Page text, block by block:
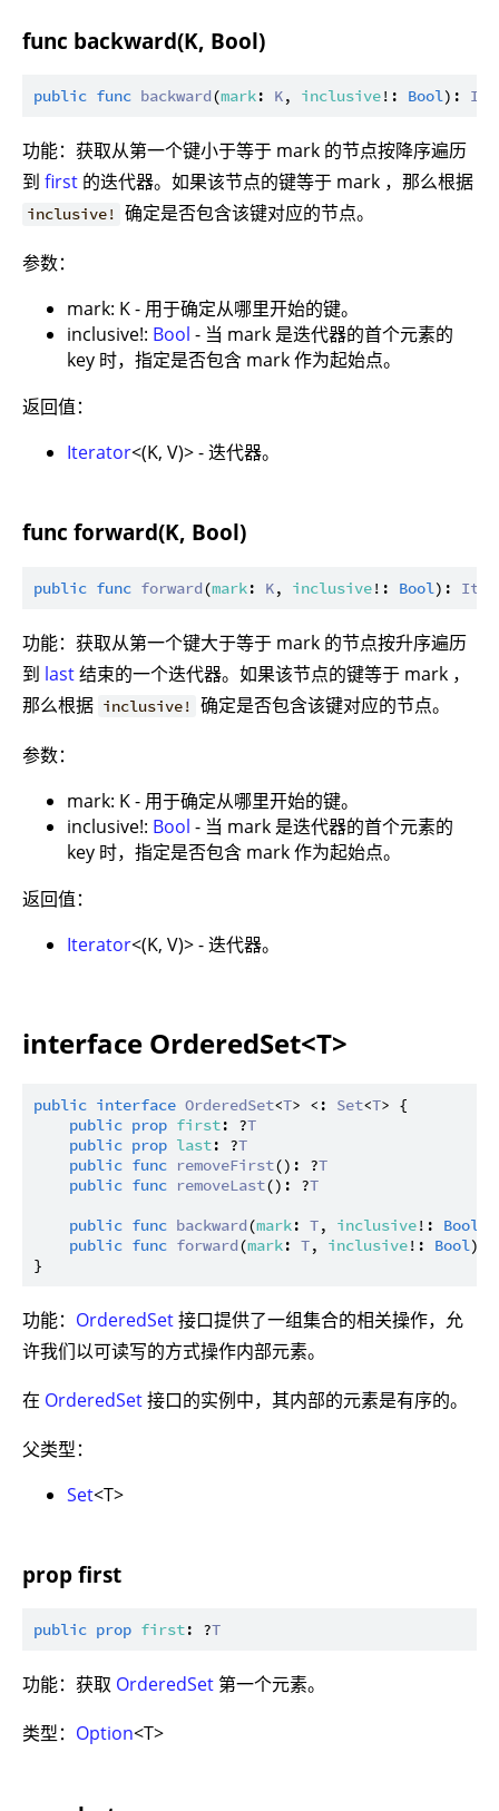
func backward(K, Bool)
public func backward(mark: K, inclusive!: Bool):
功能：获取从第一个键小于等于 mark 的节点按降序遍历
到 first 的迭代器。如果该节点的键等于 mark ，那么根据
inclusive! 确定是否包含该键对应的节点。
参数：
mark: K - 用于确定从哪里开始的键。
inclusive!: Bool - 当 mark 是迭代器的首个元素的
key 时，指定是否包含 mark 作为起始点。
返回值：
Iterator<(K, V)> - 迭代器。
func forward(K, Bool)
public func forward(mark: K, inclusive!: Bool):
功能：获取从第一个键大于等于 mark 的节点按升序遍历
到 last结束的一个迭代器。如果该节点的键等于 mark ，
那么根据 inclusive! 确定是否包含该键对应的节点。
参数：
mark: K - 用于确定从哪里开始的键。
inclusive!: Bool - 当 mark 是迭代器的首个元素的
key 时，指定是否包含 mark 作为起始点。
返回值：
Iterator<(K, V)> - 迭代器。
interface OrderedSet<T>
public interface OrderedSet<T> <: Set<T> {
public prop first: ?T
public prop last: ?T
public func removeFirst(): ?T
public func removeLast(): ?T
public func backward(mark: T, inclusive!: Bool
public func forward(mark: T, inclusive!: Bool):
功能： OrderedSet接口提供了一组集合的相关操作，允
许我们以可读写的方式操作内部元素。
在 OrderedSet接口的实例中，其内部的元素是有序的。
父类型：
Set<T>
prop first
public prop first: ?T
功能：获取 OrderedSet 第一个元素。
类型： Option<T>